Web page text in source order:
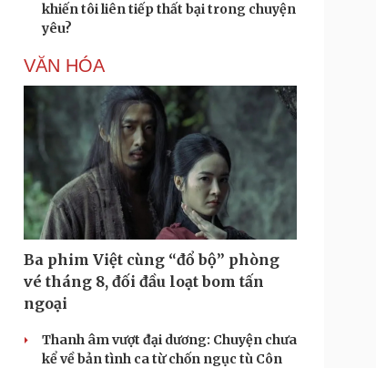
khiến tôi liên tiếp thất bại trong chuyện
yêu?
VĂN HÓA
Ba phim Việt cùng “đổ bộ” phòng
vé tháng 8, đối đầu loạt bom tấn
ngoại
Thanh âm vượt đại dương: Chuyện chưa
kể về bản tình ca từ chốn ngục tù Côn